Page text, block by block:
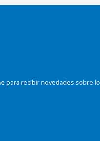
para recibir novedades sobre